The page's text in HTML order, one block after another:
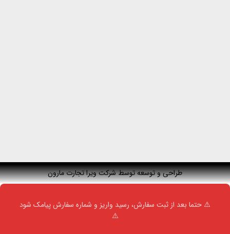
طراحی و توسعه توسط شرکت ویرا تجارت مارون
⚠️ حتما بعد از ثبت سفارش، رسید واریز و شماره سفارش پیامک شود
⚠️